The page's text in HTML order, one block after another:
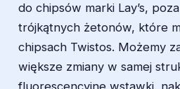
do chipsów marki Lay’s,
trójkątnych żetonów, które
chipsach Twistos. Możemy
większe zmiany w samej